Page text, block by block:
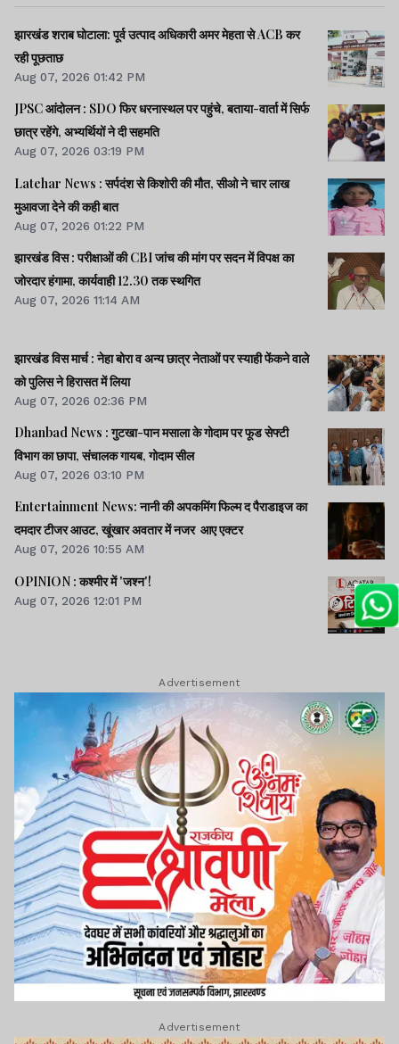
झारखंड शराब घोटाला: पूर्व उत्पाद अधिकारी अमर मेहता से ACB कर
रही पूछताछ
Aug 07, 2026 01:42 PM
JPSC आंदोलन : SDO फिर धरनास्थल पर पहुंचे, बताया-वार्ता में सिर्फ
छात्र रहेंगे, अभ्यर्थियों ने दी सहमति
Aug 07, 2026 03:19 PM
Latehar News : सर्पदंश से किशोरी की मौत, सीओ ने चार लाख
मुआवजा देने की कही बात
Aug 07, 2026 01:22 PM
झारखंड विस : परीक्षाओं की CBI जांच की मांग पर सदन में विपक्ष का
जोरदार हंगामा, कार्यवाही 12.30 तक स्थगित
Aug 07, 2026 11:14 AM
झारखंड विस मार्च : नेहा बोरा व अन्य छात्र नेताओं पर स्याही फेंकने वाले
को पुलिस ने हिरासत में लिया
Aug 07, 2026 02:36 PM
Dhanbad News : गुटखा-पान मसाला के गोदाम पर फूड सेफ्टी
विभाग का छापा, संचालक गायब, गोदाम सील
Aug 07, 2026 03:10 PM
Entertainment News: नानी की अपकमिंग फिल्म द पैराडाइज का
दमदार टीजर आउट, खूंखार अवतार में नजर आए एक्टर
Aug 07, 2026 10:55 AM
OPINION : कश्मीर में 'जश्न'!
Aug 07, 2026 12:01 PM
Advertisement
Advertisement